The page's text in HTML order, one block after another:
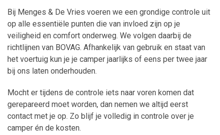
Bij Menges & De Vries voeren we een grondige controle uit
op alle essentiële punten die van invloed zijn op je
veiligheid en comfort onderweg. We volgen daarbij de
richtlijnen van BOVAG. Afhankelijk van gebruik en staat van
het voertuig kun je je camper jaarlijks of eens per twee jaar
bij ons laten onderhouden.
Mocht er tijdens de controle iets naar voren komen dat
gerepareerd moet worden, dan nemen we altijd eerst
contact met je op. Zo blijf je volledig in controle over je
camper én de kosten.